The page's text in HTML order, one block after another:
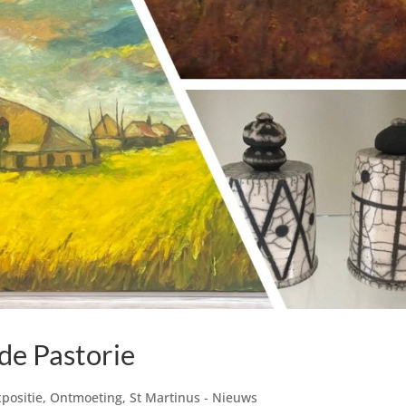
Pastorie
, Ontmoeting,St Martinus - Nieuws